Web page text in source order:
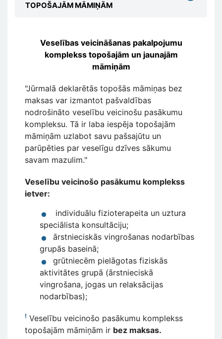
TOPOŠAJĀM MĀMIŅĀM
Veselības veicināšanas pakalpojumu
komplekss topošajām un jaunajām
māmiņām
"Jūrmalā deklarētās topošās māmiņas bez
maksas var izmantot pašvaldības
nodrošināto veselību veicinošu pasākumu
kompleksu. Tā ir laba iespēja topošajām
māmiņām uzlabot savu pašsajūtu un
parūpēties par veselīgu dzīves sākumu
savam mazulim."
Veselību veicinošo pasākumu komplekss
ietver:
individuālu fizioterapeita un uztura
speciālista konsultāciju;
ārstnieciskās vingrošanas nodarbības
grupās baseinā;
grūtniecēm pielāgotas fiziskās
aktivitātes grupā (ārstnieciskā
vingrošana, jogas un relaksācijas
nodarbības);
! Veselību veicinošo pasākumu komplekss
topošajām māmiņām ir bez maksas.